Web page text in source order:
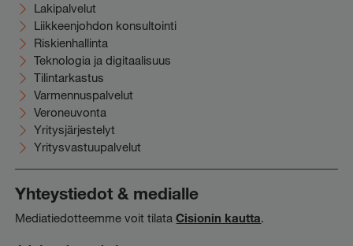
Lakipalvelut
Liikkeenjohdon konsultointi
Riskienhallinta
Teknologia ja digitaalisuus
Tilintarkastus
Varmennuspalvelut
Veroneuvonta
Yritysjärjestelyt
Yritysvastuupalvelut
Yhteystiedot & medialle
Mediatiedotteemme voit tilataCisionin kautta.